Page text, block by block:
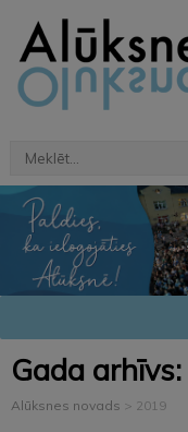
Gada arhīvs:
Alūksnes novads > 2019